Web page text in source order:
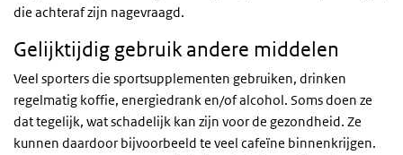
die achteraf zijn nagevraagd.
Gelijktijdig gebruik andere middelen
Veel sporters die sportsupplementen gebruiken, drinken
regelmatig koffie, energiedrank en/of alcohol. Soms doen ze
dat tegelijk, wat schadelijk kan zijn voor de gezondheid. Ze
kunnen daardoor bijvoorbeeld te veel cafeïne binnenkrijgen.